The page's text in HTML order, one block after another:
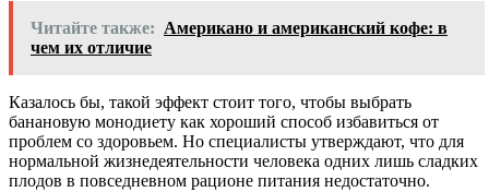
Читайте также: Американо и американский кофе: в
чем их отличие
Казалось бы, такой эффект стоит того, чтобы выбрать
банановую монодиету как хороший способ избавиться от
проблем со здоровьем. Но специалисты утверждают, что для
нормальной жизнедеятельности человека одних лишь сладких
плодов в повседневном рационе питания недостаточно.